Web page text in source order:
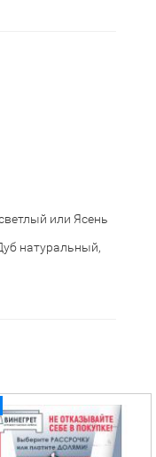
или Ясень
натуральный,